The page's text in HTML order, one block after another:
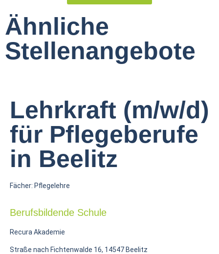
Ähnliche
Stellenangebote
Lehrkraft (m/w/d)
für Pflegeberufe
in Beelitz
Fächer: Pflegelehre
Berufsbildende Schule
Recura Akademie
Straße nach Fichtenwalde 16, 14547 Beelitz